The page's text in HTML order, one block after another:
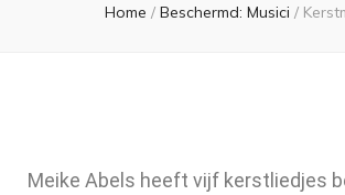
Home / Beschermd: Musici /
Meike Abels heeft vijf kerstliedjes